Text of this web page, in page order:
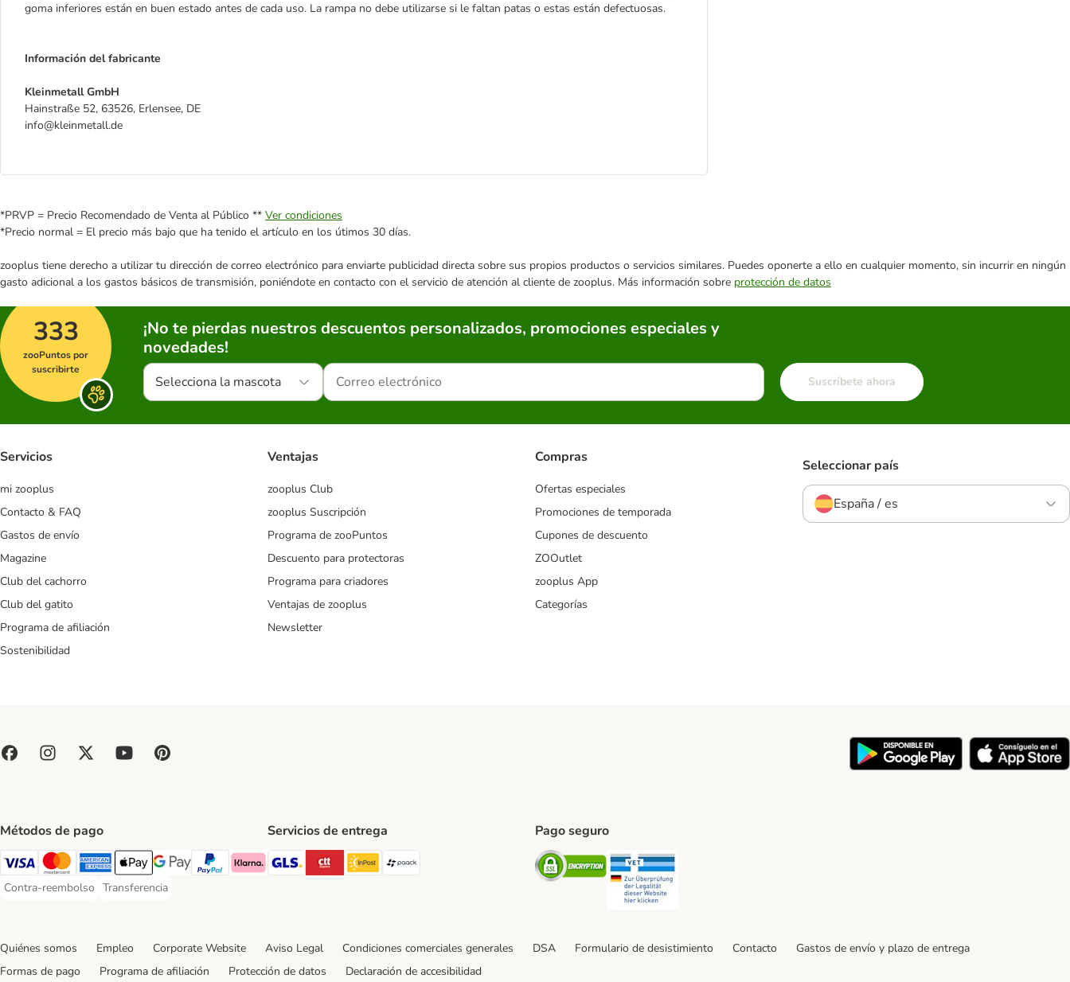
goma inferiores están en buen estado antes de cada uso. La rampa no debe utilizarse si le faltan patas o estas están defectuosas.
Información del fabricante
Kleinmetall GmbH
Hainstraße 52, 63526, Erlensee, DE
info@kleinmetall.de
*PRVP = Precio Recomendado de Venta al Público ** Ver condiciones
*Precio normal = El precio más bajo que ha tenido el artículo en los útimos 30 días.
zooplus tiene derecho a utilizar tu dirección de correo electrónico para enviarte publicidad directa sobre sus propios productos o servicios similares. Puedes oponerte a ello en cualquier momento, sin incurrir en ningún
gasto adicional a los gastos básicos de transmisión, poniéndote en contacto con el servicio de atención al cliente de zooplus. Más información sobre protección de datos
333
zooPuntos por
suscribirte
¡No te pierdas nuestros descuentos personalizados, promociones especiales y
novedades!
Selecciona la mascota Suscríbete ahora
Servicios
mi zooplus
Contacto & FAQ
Gastos de envío
Magazine
Club del cachorro
Club del gatito
Programa de afiliación
Sostenibilidad
Ventajas
zooplus Club
zooplus Suscripción
Programa de zooPuntos
Descuento para protectoras
Programa para criadores
Ventajas de zooplus
Newsletter
Compras
Ofertas especiales
Promociones de temporada
Cupones de descuento
ZOOutlet
zooplus App
Categorías
Seleccionar país
España / es
Métodos de pago
Visa Payment Method
Mastercard Payment Method
American Express Payment Method
Apple Pay Payment Method
Google Pay Payment Method
PayPal Payment Method
Klarna Payment Method
Contra-reembolso
Contra-reembolso Payment Method
Transferencia
Transferencia Payment Method
Servicios de entrega
GLS Shipping Method
CTTExpress Shipping Method
InPost Shipping Method
paack Shipping Method
Pago seguro
Security
Quiénes somos Empleo Corporate Website Aviso Legal Condiciones comerciales generales DSA Formulario de desistimiento Contacto
Gastos de envío y plazo de entrega
Formas de pago
Programa de afiliación Protección de datos Declaración de accesibilidad